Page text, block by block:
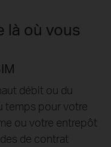
là où vous
débit ou du
temps pour votre
ou votre entrepôt
de contrat